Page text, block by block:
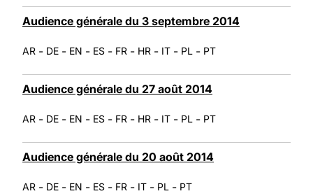
Audience générale du 3 septembre 2014
AR - DE - EN - ES - FR - HR - IT - PL - PT
Audience générale du 27 août 2014
AR - DE - EN - ES - FR - HR - IT - PL - PT
Audience générale du 20 août 2014
AR - DE - EN - ES - FR - IT - PL - PT